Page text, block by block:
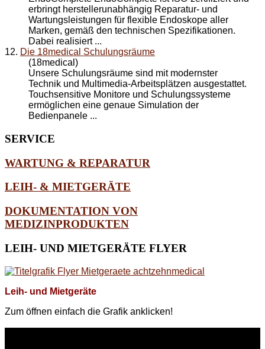
erbringt herstellerunabhängig Reparatur- und
Wartungsleistungen für flexible Endoskope aller
Marken, gemäß den technischen Spezifikationen.
Dabei realisiert ...
12. Die 18medical Schulungsräume
(18medical)
Unsere Schulungsräume sind mit modernster
Technik und Multimedia-Arbeitsplätzen ausgestattet.
Touchsensitive Monitore und Schulungssysteme
ermöglichen eine genaue Simulation der
Bedienpanele ...
SERVICE
WARTUNG & REPARATUR
LEIH- & MIETGERÄTE
DOKUMENTATION VON
MEDIZINPRODUKTEN
LEIH- UND MIETGERÄTE FLYER
Leih- und Mietgeräte
Zum öffnen einfach die Grafik anklicken!